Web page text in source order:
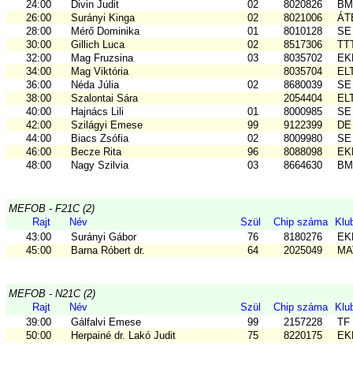
24:00
Divin Judit 02 8020826
26:00
Surányi Kinga 02 8021006
28:00
Mérő Dominika 01 8010128
30:00
Gillich Luca 02 8517306
32:00
Mag Fruzsina 03 8035702
34:00
Mag Viktória 8035704
36:00
Néda Júlia 02 8680039
38:00
Szalontai Sára 2054404
40:00
Hajnács Lili 01 8000985
42:00
Szilágyi Emese 99 9122399
44:00
Biacs Zsófia 02 8009980
46:00
Becze Rita 96 8088098
48:00
Nagy Szilvia 03 8664630
MEFOB - F21C (2)
Rajt
Név Szül Chip száma
43:00
Surányi Gábor 76 8180276
45:00
Barna Róbert dr. 64 2025049
MEFOB - N21C (2)
Rajt
Név Szül Chip száma
39:00
Gálfalvi Emese 99 2157228
TF
50:00
Herpainé dr. Lakó Judit 75 8220175